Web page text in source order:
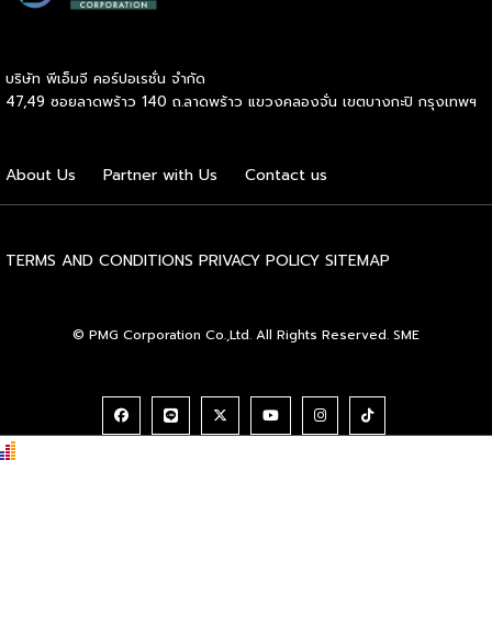
ฮูฮอตขึ้นแท่นเมืองหลวงแห่งอุตสาหกรรมนมโลกอย่างเป็น
เกียรติคุณและรางวัลที่ระลึก เพื่อรับรองให้เมืองฮูฮอตดำรง
ตำแหน่ง World Dairy Capital หรือเมืองหลวงแห่ง
กล่าวถือเป็นสัญญาณแห่งความสำเร็จที่สะท้อนความมุ่งมั่นทุ่มเท
ของเมืองฮูฮอตในการยกระดับอุตสาหกรรมนม พร้อมกล่าวเสริม
องค์กรระดับแถวหน้าอย่าง Yili Group […]
บริษัท พีเอ็มจี คอร์ปอเรชั่น จำกัด
47,49 ซอยลาดพร้าว 140 ถ.ลาดพร้าว แขวงคลองจั่น เขตบางกะปิ กรุงเทพฯ
About Us Partner with Us Contact us
TERMS AND CONDITIONS PRIVACY POLICY SITEMAP
© PMG Corporation Co.,Ltd. All Rights Reserved. SME